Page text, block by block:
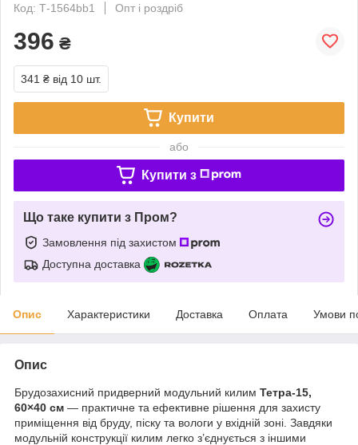
Код: Т-1564bb1
Опт і роздріб
396 ₴
341 ₴ від 10 шт.
Купити
або
Купити з
Що таке купити з Пром?
Замовлення під захистом
Доступна доставка
Опис Характеристики Доставка Оплата Умови
Опис
Брудозахисний придверний модульний килим Тетра-15,
60×40 см — практичне та ефективне рішення для захисту
приміщення від бруду, піску та вологи у вхідній зоні. Завдяки
модульній конструкції килим легко з’єднується з іншими